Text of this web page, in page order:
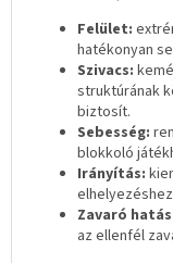
Felület:
hatékonyan
Szivacs:
struktúrának
biztosít.
Sebesség:
blokkoló
Irányítás:
Zavaró
az ellenfél